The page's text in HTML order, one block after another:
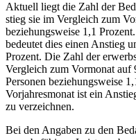
Aktuell liegt die Zahl der
stieg sie im Vergleich zum
beziehungsweise 1,1
bedeutet dies einen Anstieg
Prozent. Die Zahl der
Vergleich zum Vormonat auf
Personen beziehungsweise
Vorjahresmonat ist ein
zu verzeichnen.
Bei den Angaben zu den